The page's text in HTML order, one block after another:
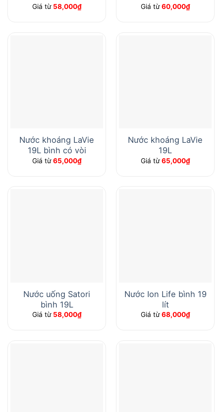
Giá từ 58,000₫ Giá từ60,000₫
Nước khoáng LaVie
19L bình có vòi
Giá từ65,000₫
Nước khoáng LaVie
19L
Giá từ65,000₫
Nước uống Satori
bình 19L
Giá từ 58,000₫
Nước Ion Life bình 19
lít
Giá từ68,000₫